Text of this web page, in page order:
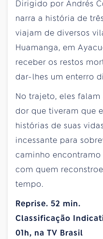
Dirigido por Andrés
narra a história de
viajam de diversos
Huamanga, em
receber os restos
dar-lhes um enterro
No trajeto, eles
dor que tiveram que
histórias de suas
incessante para
caminho encontramo
com quem
tempo.
Reprise. 52 min.
Classificação
01h, na TV Brasil